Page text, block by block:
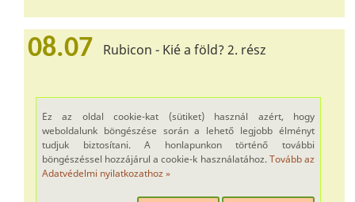
Ez az oldal cookie-kat (sütiket) használ azért, hogy
weboldalunk böngészése során a lehető legjobb élményt
tudjuk biztosítani. A honlapunkon történő további
böngészéssel hozzájárul a cookie-k használatához.Tovább az
Adatvédelmi nyilatkozathoz »
08.07 Rubicon - Kié a föld? 2. rész